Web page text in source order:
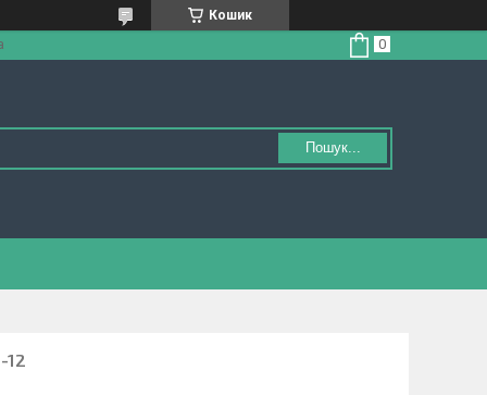
Кошик
Пошук...
12